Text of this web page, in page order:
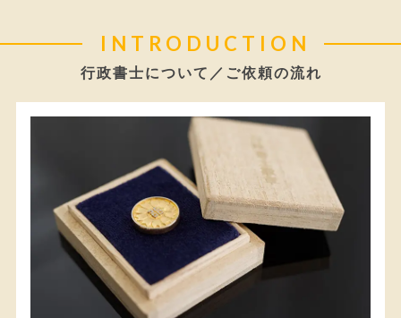
INTRODUCTION
行政書士について／ご依頼の流れ